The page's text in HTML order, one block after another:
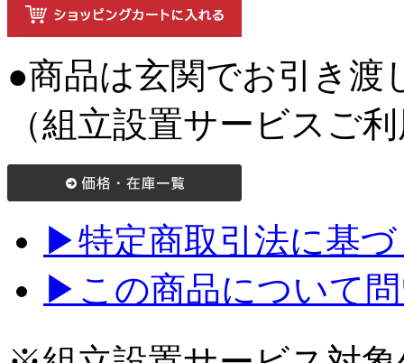
●商品は玄関でお引き渡
（組立設置サービスご
▶特定商取引法に基
▶この商品について